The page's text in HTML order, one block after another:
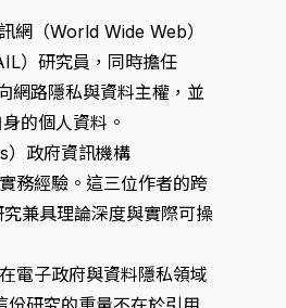
（World Wide Web）
）研究員，同時擔任
網路隱私與資料主權，並
的個人資料。
政府資訊機構
務經驗。這三位作者的跨
兼具理論深度與實際可操
電子政府與資料隱私領域